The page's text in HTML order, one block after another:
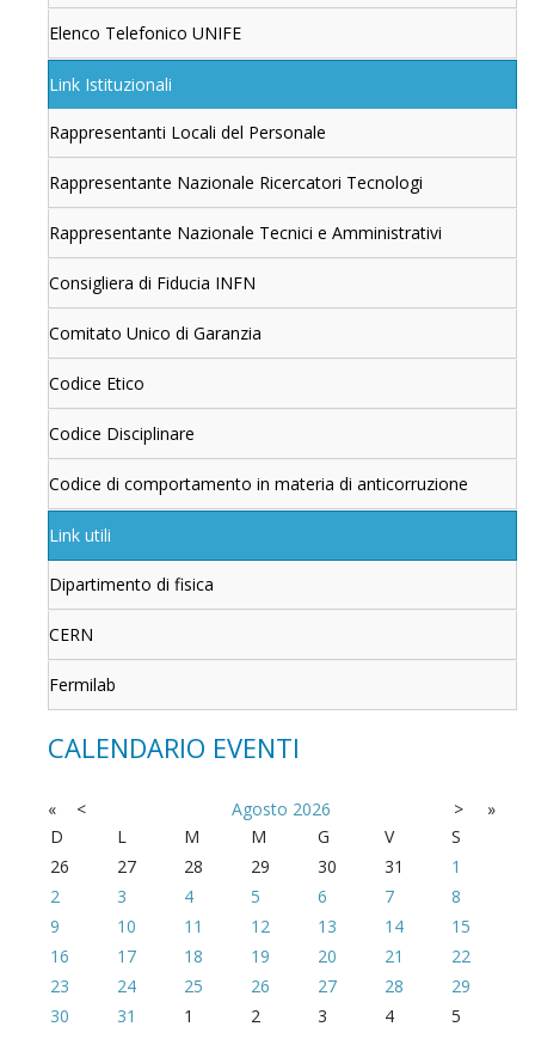
Elenco Telefonico UNIFE
Link Istituzionali
Rappresentanti Locali del Personale
Rappresentante Nazionale Ricercatori Tecnologi
Rappresentante Nazionale Tecnici e Amministrativi
Consigliera di Fiducia INFN
Comitato Unico di Garanzia
Codice Etico
Codice Disciplinare
Codice di comportamento in materia di anticorruzione
Link utili
Dipartimento di fisica
CERN
Fermilab
CALENDARIO EVENTI
« < Agosto 2026 >
»
D
L M M G V
S
26
27 28 29 30 31
1
2
3 4 5 6 7
8
9
10 11 12 13 14
15
16
17 18 19 20 21
22
23
24 25 26 27 28
29
30
31 1 2 3 4 5